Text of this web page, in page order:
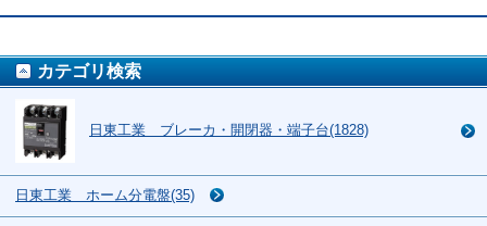
カテゴリ検索
日東工業 ブレーカ・開閉器・端子台(1828)
日東工業 ホーム分電盤(35)